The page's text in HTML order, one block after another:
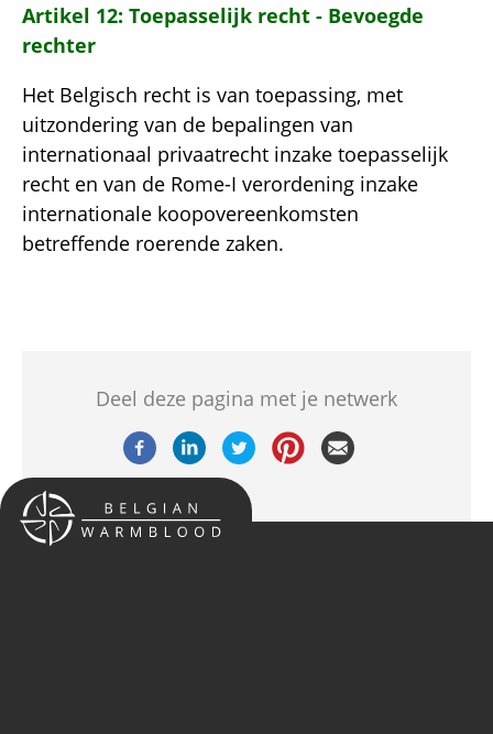
Artikel 12: Toepasselijk recht - Bevoegde
rechter
Het Belgisch recht is van toepassing, met
uitzondering van de bepalingen van
internationaal privaatrecht inzake toepasselijk
recht en van de Rome-I verordening inzake
internationale koopovereenkomsten
betreffende roerende zaken.
Deel deze pagina met je netwerk